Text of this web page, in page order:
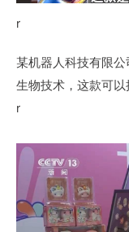
r
某机器人科技有限
生物技术，这款可以
r